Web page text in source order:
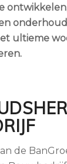
ultieme
de